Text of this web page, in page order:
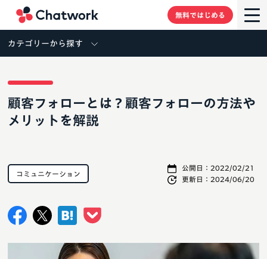
無料ではじめる
カテゴリーから探す
顧客フォローとは？顧客フォローの方法や
メリットを解説
公開日： 2022/02/21
更新日： 2024/06/20
コミュニケーション